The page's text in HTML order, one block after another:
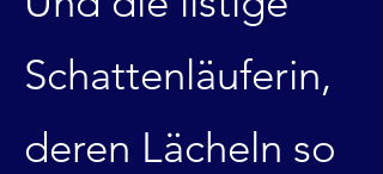
Schattenläuferin,
deren Lächeln so